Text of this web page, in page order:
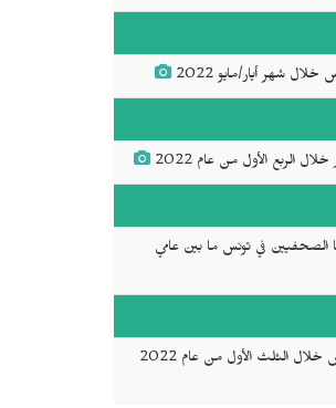
شهر أيار/مايو 2022
الربع الأول من عام 2022
الصحفيين في تونس ما بين عامي
الثلث الأول من عام 2022